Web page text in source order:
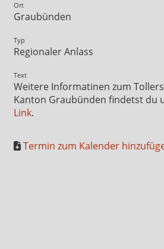
Ort
Graubünden
Typ
Regionaler Anlass
Text
Weitere Informatinen zum
Kanton Graubünden findetst du
Link.
Termin zum Kalender